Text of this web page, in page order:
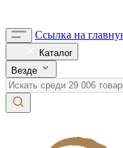
Ссылка на
Каталог
Везде